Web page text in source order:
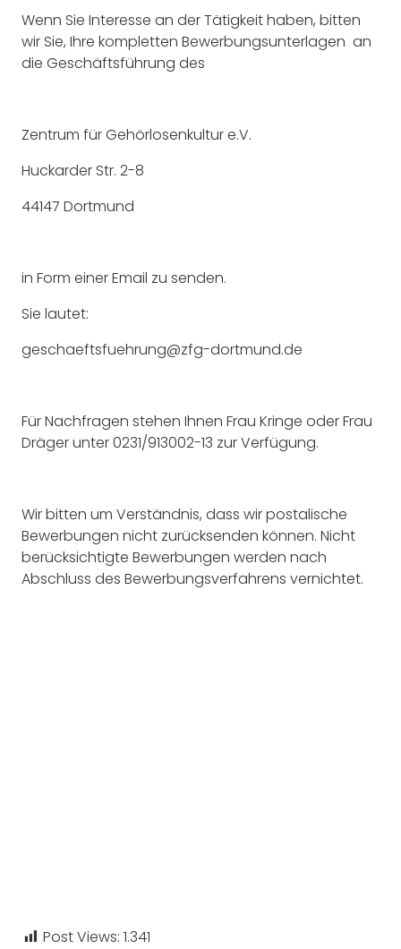
Wenn Sie Interesse an der Tätigkeit haben, bitten
wir Sie, Ihre kompletten Bewerbungsunterlagen an
die Geschäftsführung des
Zentrum für Gehörlosenkultur e.V.
Huckarder Str. 2-8
44147 Dortmund
in Form einer Email zu senden.
Sie lautet:
geschaeftsfuehrung@zfg-dortmund.de
Für Nachfragen stehen Ihnen Frau Kringe oder Frau
Dräger unter 0231/913002-13 zur Verfügung.
Wir bitten um Verständnis, dass wir postalische
Bewerbungen nicht zurücksenden können. Nicht
berücksichtigte Bewerbungen werden nach
Abschluss des Bewerbungsverfahrens vernichtet.
Post Views: 1.341